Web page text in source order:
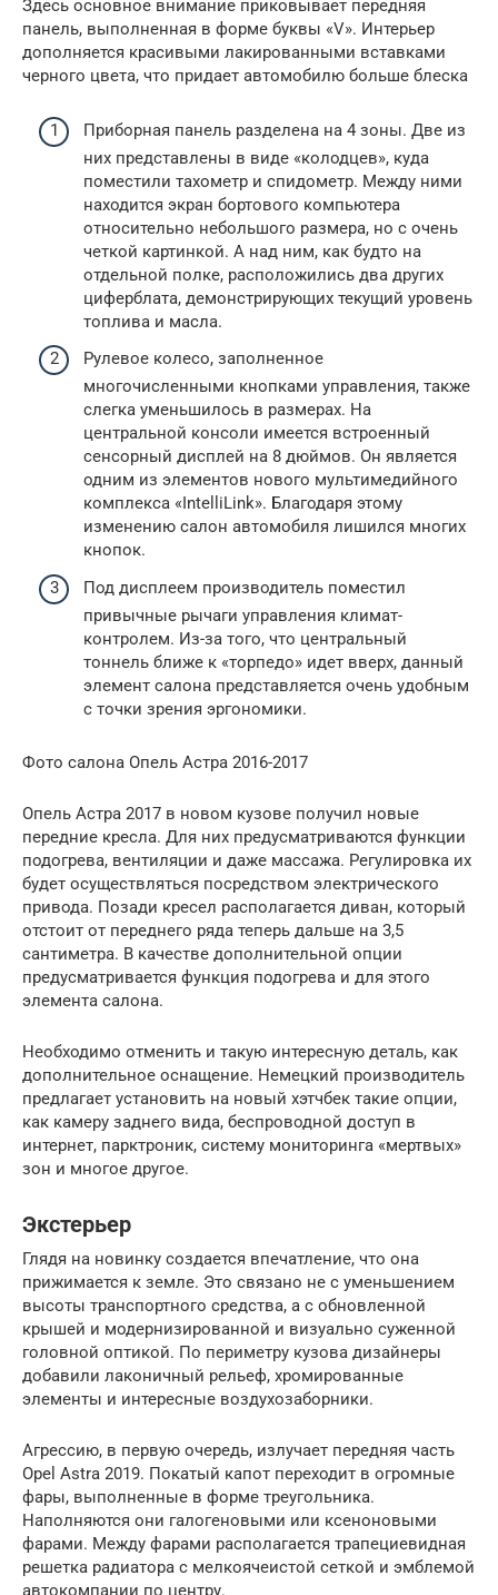
Здесь основное внимание приковывает передняя
панель, выполненная в форме буквы «V». Интерьер
дополняется красивыми лакированными вставками
черного цвета, что придает автомобилю больше блеска
Приборная панель разделена на 4 зоны. Две из
них представлены в виде «колодцев», куда
поместили тахометр и спидометр. Между ними
находится экран бортового компьютера
относительно небольшого размера, но с очень
четкой картинкой. А над ним, как будто на
отдельной полке, расположились два других
циферблата, демонстрирующих текущий уровень
топлива и масла.
Рулевое колесо, заполненное
многочисленными кнопками управления, также
слегка уменьшилось в размерах. На
центральной консоли имеется встроенный
сенсорный дисплей на 8 дюймов. Он является
одним из элементов нового мультимедийного
комплекса «IntelliLink». Благодаря этому
изменению салон автомобиля лишился многих
кнопок.
Под дисплеем производитель поместил
привычные рычаги управления климат-
контролем. Из-за того, что центральный
тоннель ближе к «торпедо» идет вверх, данный
элемент салона представляется очень удобным
с точки зрения эргономики.
Фото салона Опель Астра 2016-2017
Опель Астра 2017 в новом кузове получил новые
передние кресла. Для них предусматриваются функции
подогрева, вентиляции и даже массажа. Регулировка их
будет осуществляться посредством электрического
привода. Позади кресел располагается диван, который
отстоит от переднего ряда теперь дальше на 3,5
сантиметра. В качестве дополнительной опции
предусматривается функция подогрева и для этого
элемента салона.
Необходимо отменить и такую интересную деталь, как
дополнительное оснащение. Немецкий производитель
предлагает установить на новый хэтчбек такие опции,
как камеру заднего вида, беспроводной доступ в
интернет, парктроник, систему мониторинга «мертвых»
зон и многое другое.
Экстерьер
Глядя на новинку создается впечатление, что она
прижимается к земле. Это связано не с уменьшением
высоты транспортного средства, а с обновленной
крышей и модернизированной и визуально суженной
головной оптикой. По периметру кузова дизайнеры
добавили лаконичный рельеф, хромированные
элементы и интересные воздухозаборники.
Агрессию, в первую очередь, излучает передняя часть
Opel Astra 2019. Покатый капот переходит в огромные
фары, выполненные в форме треугольника.
Наполняются они галогеновыми или ксеноновыми
фарами. Между фарами располагается трапециевидная
решетка радиатора с мелкоячеистой сеткой и эмблемой
автокомпании по центру.